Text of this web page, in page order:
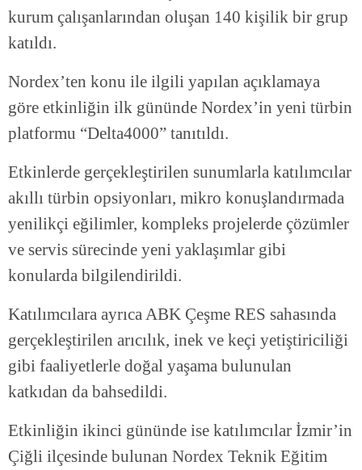
kurum çalışanlarından oluşan 140 kişilik bir grup
katıldı.
Nordex’ten konu ile ilgili yapılan açıklamaya
göre etkinliğin ilk gününde Nordex’in yeni türbin
platformu “Delta4000” tanıtıldı.
Etkinlerde gerçekleştirilen sunumlarla katılımcılar
akıllı türbin opsiyonları, mikro konuşlandırmada
yenilikçi eğilimler, kompleks projelerde çözümler
ve servis sürecinde yeni yaklaşımlar gibi
konularda bilgilendirildi.
Katılımcılara ayrıca ABK Çeşme RES sahasında
gerçekleştirilen arıcılık, inek ve keçi yetiştiriciliği
gibi faaliyetlerle doğal yaşama bulunulan
katkıdan da bahsedildi.
Etkinliğin ikinci gününde ise katılımcılar İzmir’in
Çiğli ilçesinde bulunan Nordex Teknik Eğitim